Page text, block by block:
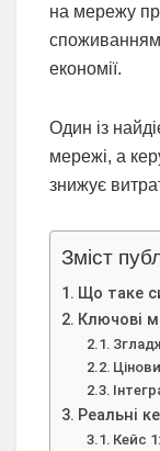
на мережу
споживанням
економії.
Один із
мережі, а
знижує
Зміст
Що таке
Ключові
Реальні
Кейс